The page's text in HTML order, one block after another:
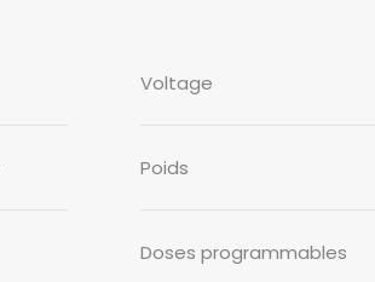
Voltage
Poids
Doses programmables